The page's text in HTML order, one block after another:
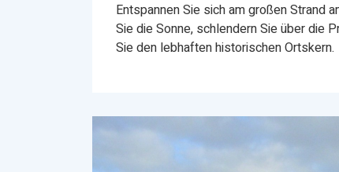
Entspannen Sie sich am großen Strand
Sie die Sonne, schlendern Sie über die
Sie den lebhaften historischen Ortskern.